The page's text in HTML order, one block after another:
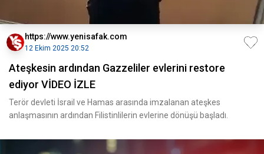
https://www.yenisafak.com
12 Ekim 2025 20:52
Ateşkesin ardından Gazzeliler evlerini restore
ediyor VİDEO İZLE
Terör devleti İsrail ve Hamas arasında imzalanan ateşkes
anlaşmasının ardından Filistinlilerin evlerine dönüşü başladı.